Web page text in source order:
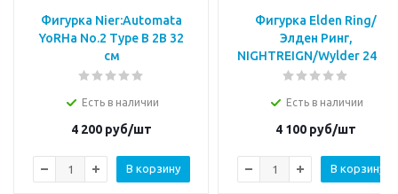
Фигурка Nier:Automata
YoRHa No.2 Type B 2B 32
см
Есть в наличии
4 200 руб/шт
В корзину
Фигурка Elden Ring/
Элден Ринг,
NIGHTREIGN/Wylder 24 см
Есть в наличии
4 100 руб/шт
В корзину